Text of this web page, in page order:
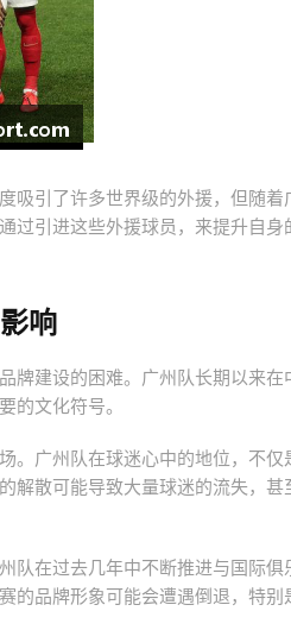
吸引了许多世界级的外援，但随着
过引进这些外援球员，来提升自身
响
牌建设的困难。广州队长期以来在
的文化符号。
。广州队在球迷心中的地位，不仅
解散可能导致大量球迷的流失，甚
队在过去几年中不断推进与国际俱
的品牌形象可能会遭遇倒退，特别